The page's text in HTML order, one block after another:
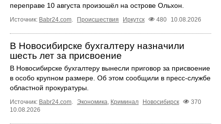
переправе 10 августа произошёл на острове Ольхон.
Источник: Babr24.com. Происшествия Иркутск 480 10.08.2026
В Новосибирске бухгалтеру назначили
шесть лет за присвоение
В Новосибирске бухгалтеру вынесли приговор за присвоение
в особо крупном размере. Об этом сообщили в пресс-службе
областной прокуратуры.
Источник: Babr24.com. Экономика, Криминал Новосибирск
370
10.08.2026